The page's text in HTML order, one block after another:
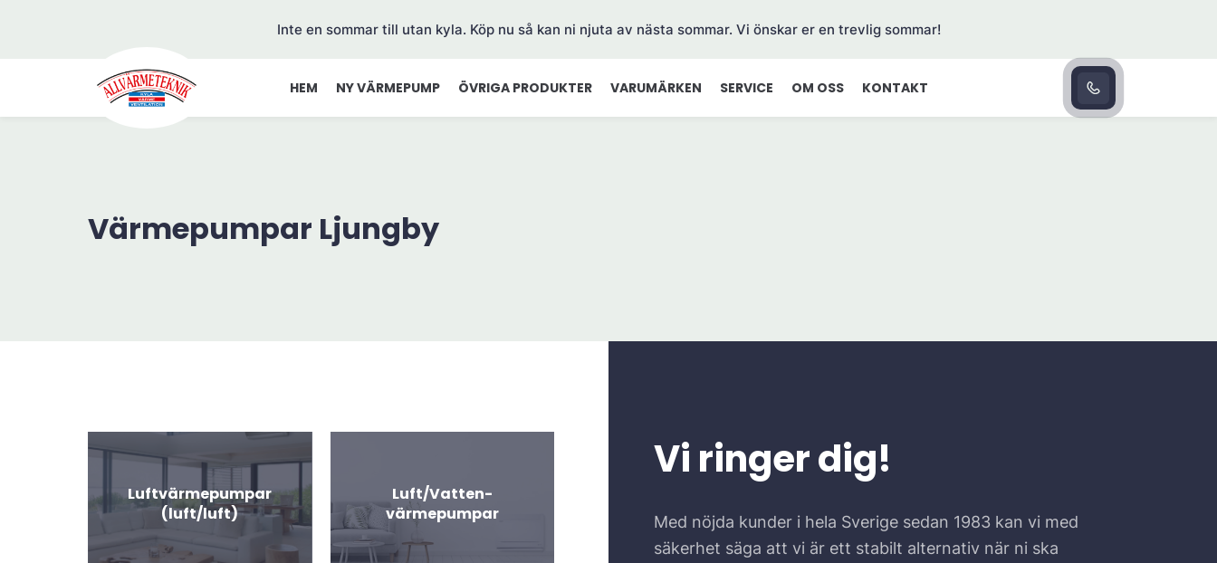
Inte en sommar till utan kyla. Köp nu så kan ni njuta av nästa sommar. Vi önskar er en trevlig sommar!
HEM NY VÄRMEPUMP ÖVRIGA PRODUKTER VARUMÄRKEN SERVICE OM OSS KONTAKT
Värmepumpar Ljungby
Luftvärmepumpar
(luft/luft)
Luft/Vatten-
värmepumpar
Vi ringer dig!
Med nöjda kunder i hela Sverige sedan 1983 kan vi med
säkerhet säga att vi är ett stabilt alternativ när ni ska